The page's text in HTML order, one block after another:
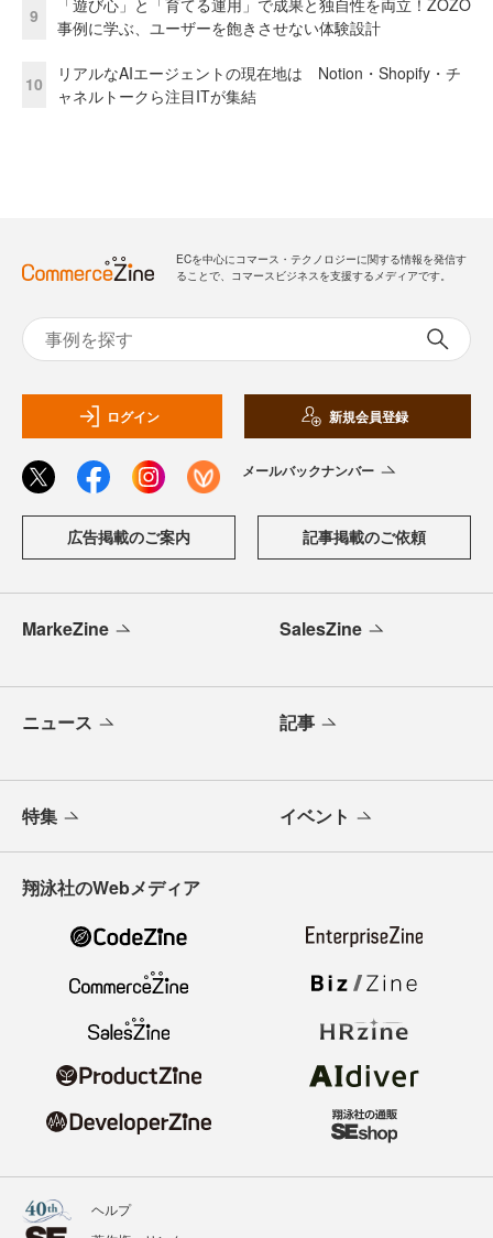
9
事例に学ぶ、ユーザーを飽きさせない体験設計
10
リアルなAIエージェントの現在地は Notion・Shopify・チ
ャネルトークら注目ITが集結
ECを中心にコマース・テクノロジーに関する情報を発信す
ることで、コマースビジネスを支援するメディアです。
ログイン 新規会員登録
メールバックナンバー
広告掲載のご案内 記事掲載のご依頼
MarkeZine SalesZine
ニュース 記事
特集 イベント
翔泳社のWebメディア
ヘルプ